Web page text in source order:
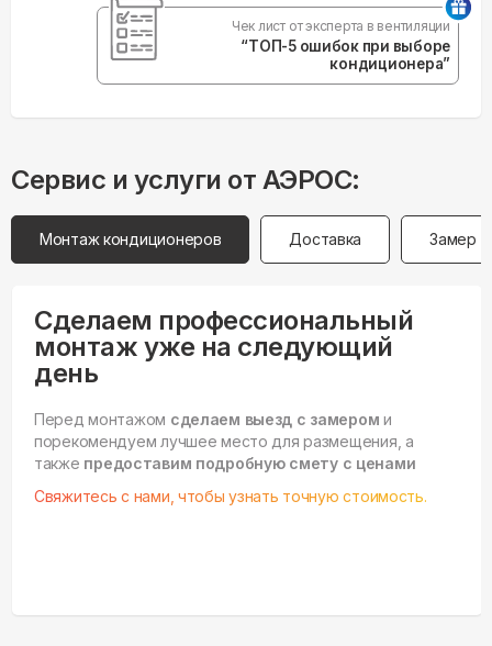
Чек лист от эксперта в вентиляции
“ТОП-5 ошибок при выборе
кондиционера”
Сервис и услуги от АЭРОС:
Монтаж кондиционеров Доставка Замер
Сделаем профессиональный
монтаж уже на следующий
день
Перед монтажом сделаем выезд с замером и
порекомендуем лучшее место для размещения, а
также предоставим подробную смету с ценами
Свяжитесь с нами, чтобы узнать точную стоимость.